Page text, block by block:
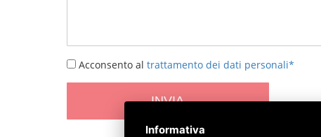
Acconsento al trattamento dei dati personali*
INVIA
Informativa